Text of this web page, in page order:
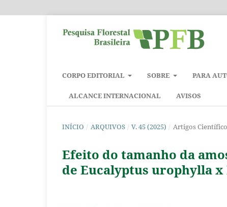
CORPO EDITORIAL SOBRE PARA
ALCANCE INTERNACIONAL AVISOS
INÍCIO / ARQUIVOS / V. 45 (2025) / Artigos
Efeito do tamanho da
de Eucalyptus urophylla